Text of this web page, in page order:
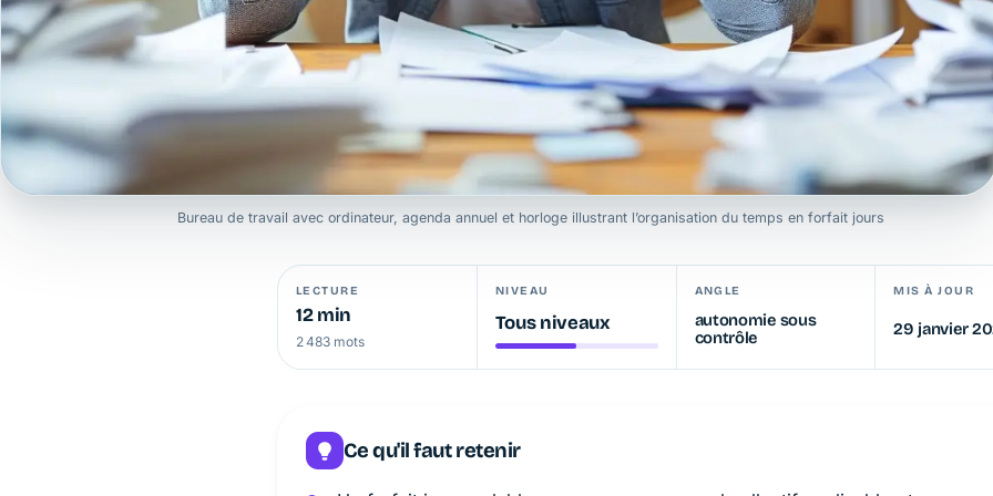
Bureau de travail avec ordinateur, agenda annuel et horloge illustrant l’organisation du temps en forfait jours
LECTURE
12 min
2 483 mots
NIVEAU
Tous niveaux
ANGLE
autonomie sous
contrôle
MIS À JOUR
29 janvier
Ce qu'il faut retenir